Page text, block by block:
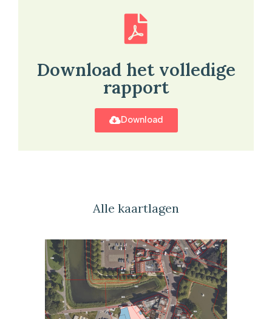
Download het volledige
rapport
Download
Alle kaartlagen